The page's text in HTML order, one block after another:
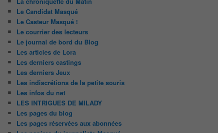
Le Candidat Masqué
Le Casteur Masqué !
Le courrier des lecteurs
Le journal de bord du Blog
Les articles de Lora
Les derniers castings
Les derniers Jeux
Les indiscrétions de la petite souris
Les infos du net
LES INTRIGUES DE MILADY
Les pages du blog
Les pages réservées aux abonnées